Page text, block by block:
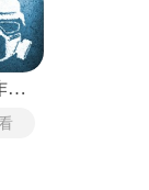
僵尸作战模拟器联机版